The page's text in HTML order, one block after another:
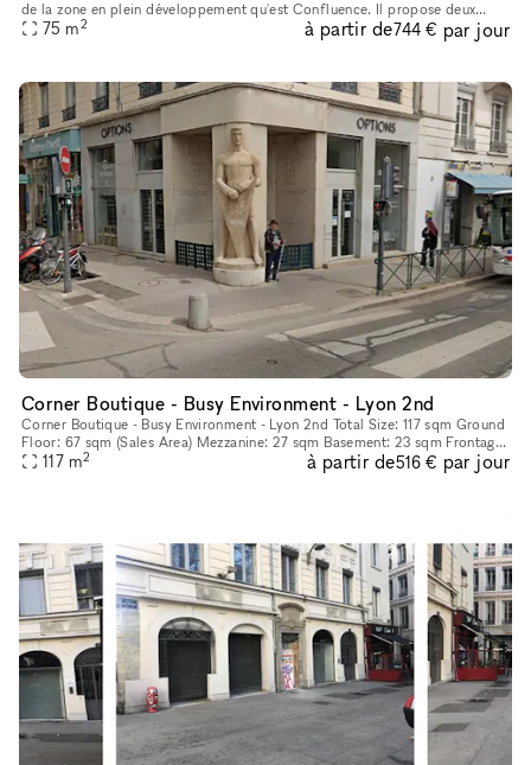
de la zone en plein développement qu'est Confluence. Il propose deux
services différents installés au coeur d'un bâtiment éco-
75 m2 à partir de744 € par jour
Corner Boutique - Busy Environment - Lyon 2nd
Corner Boutique - Busy Environment - Lyon 2nd Total Size: 117 sqm Ground
Floor: 67 sqm (Sales Area) Mezzanine: 27 sqm Basement: 23 sqm Frontage:
7m 117 m2 à partir de516 € par jour